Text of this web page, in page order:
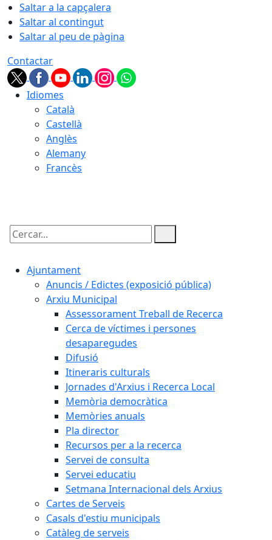
Saltar a la capçalera
Saltar al contingut
Saltar al peu de pàgina
Contactar
Idiomes
Català
Castellà
Anglès
Alemany
Francès
Cercar:
Ajuntament
Anuncis / Edictes (exposició pública)
Arxiu Municipal
Assessorament Treball de Recerca
Cerca de víctimes i persones
desaparegudes
Difusió
Itineraris culturals
Jornades d'Arxius i Recerca Local
Memòria democràtica
Memòries anuals
Pla director
Recursos per a la recerca
Servei de consulta
Servei educatiu
Setmana Internacional dels Arxius
Cartes de Serveis
Casals d'estiu municipals
Catàleg de serveis